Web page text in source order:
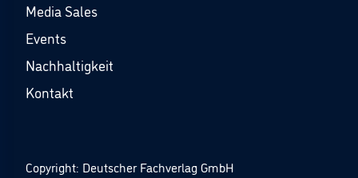
Media Sales
Events
Nachhaltigkeit
Kontakt
Copyright: Deutscher Fachverlag GmbH